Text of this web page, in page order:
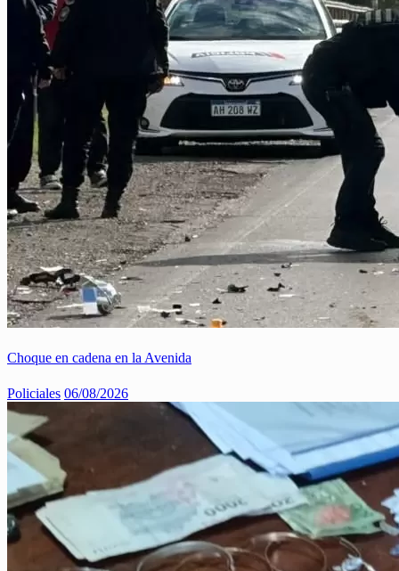
Choque en cadena en la Avenida
Policiales 06/08/2026